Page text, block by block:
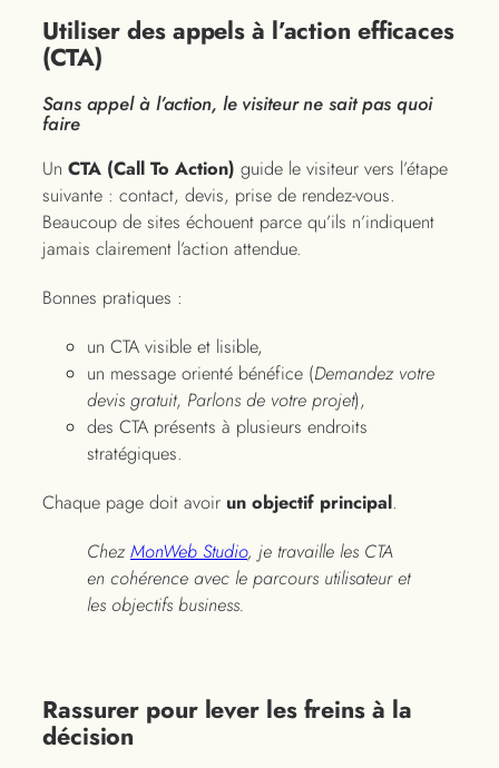
Utiliser des appels à l’action efficaces
(CTA)
Sans appel à l’action, le visiteur ne sait pas quoi
faire
Un CTA (Call To Action) guide le visiteur vers l’étape
suivante : contact, devis, prise de rendez-vous.
Beaucoup de sites échouent parce qu’ils n’indiquent
jamais clairement l’action attendue.
Bonnes pratiques :
un CTA visible et lisible,
un message orienté bénéfice (Demandez votre
devis gratuit, Parlons de votre projet),
des CTA présents à plusieurs endroits
stratégiques.
Chaque page doit avoir un objectif principal.
ChezMonWeb Studio, je travaille les CTA
en cohérence avec le parcours utilisateur et
les objectifs business.
Rassurer pour lever les freins à la
décision